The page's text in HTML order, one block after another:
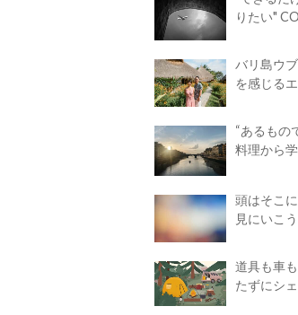
りたい"
バリ島ウ
を感じる
“あるもの
料理から
頭はそこ
見にいこう
道具も車
たずにシ